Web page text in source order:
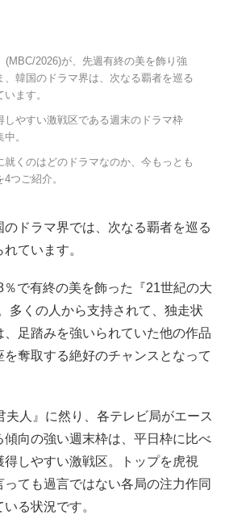
(MBC/2026)が、先週有終の美を飾り強
、韓国のドラマ界は、次なる覇者を巡る
ます。
しやすい激戦区である週末のドラマ枠
。
就くのはどのドラマなのか、今もっとも
つご紹介。
ドラマ界では、次なる覇者を巡る
ています。
で有終の美を飾った『21世紀の大
多くの人から支持されて、独走状
足踏みを強いられていた他の作品
奪取する絶好のチャンスとなって
夫人』に然り、各テレビ局がエース
向の強い週末枠は、平日枠に比べ
しやすい激戦区。トップを虎視
ても過言ではない各局の注力作同
る状況です。